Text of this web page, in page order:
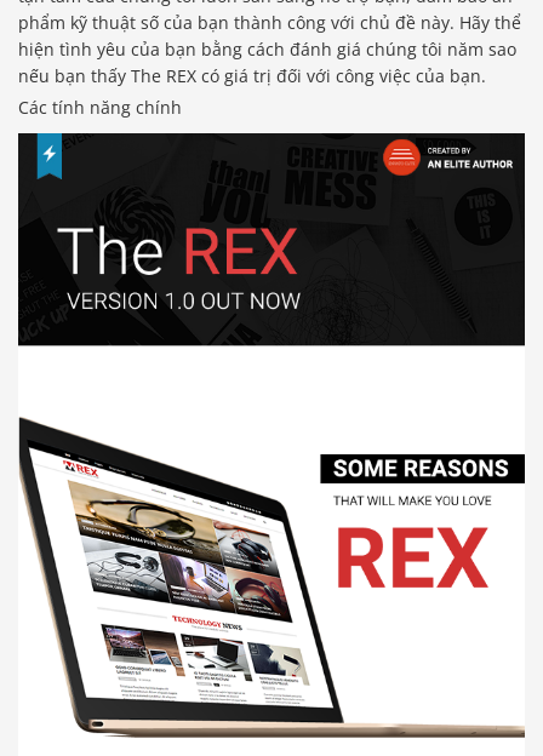
phẩm kỹ thuật số của bạn thành công với chủ đề này. Hãy thể
hiện tình yêu của bạn bằng cách đánh giá chúng tôi năm sao
nếu bạn thấy The REX có giá trị đối với công việc của bạn.
Các tính năng chính